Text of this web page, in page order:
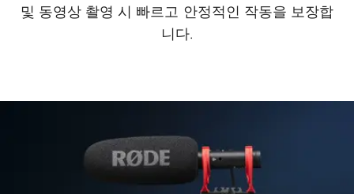
및 동영상 촬영 시 빠르고 안정적인 작동을 보장합
니다.